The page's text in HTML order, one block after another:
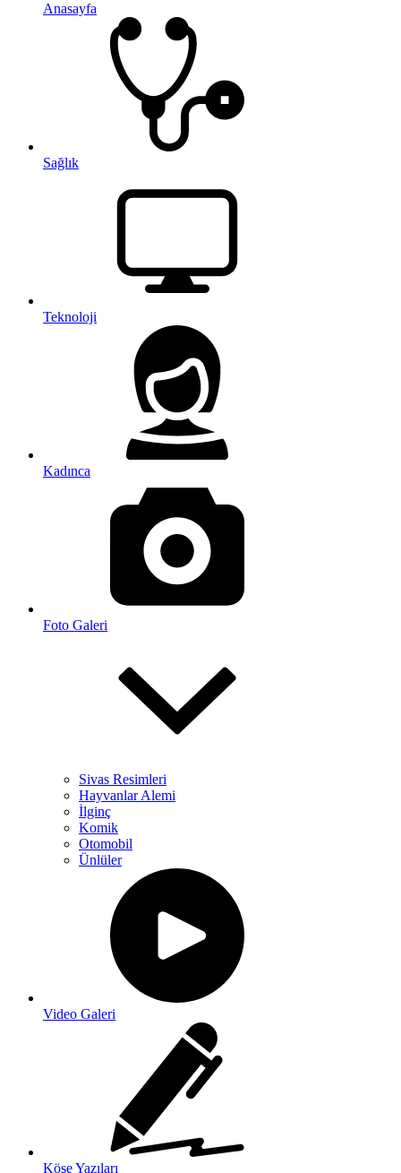
Anasayfa
Sağlık
Teknoloji
Kadınca
Foto Galeri
Sivas Resimleri
Hayvanlar Alemi
İlginç
Komik
Otomobil
Ünlüler
Video Galeri
Köşe Yazıları